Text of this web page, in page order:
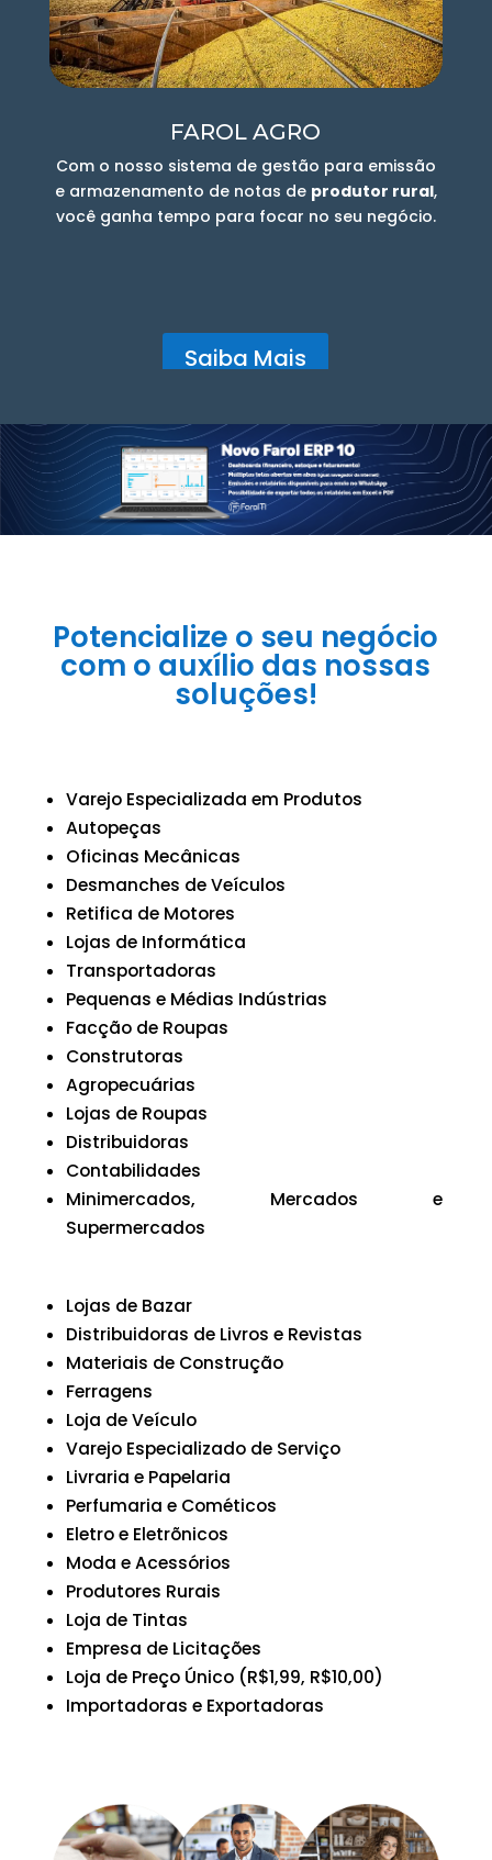
FAROL AGRO
Com o nosso sistema de gestão para emissão
e armazenamento de notas de produtor rural,
você ganha tempo para focar no seu negócio.
Saiba Mais
Potencialize o seu negócio
com o auxílio das nossas
soluções!
Varejo Especializada em Produtos
Autopeças
Oficinas Mecânicas
Desmanches de Veículos
Retifica de Motores
Lojas de Informática
Transportadoras
Pequenas e Médias Indústrias
Facção de Roupas
Construtoras
Agropecuárias
Lojas de Roupas
Distribuidoras
Contabilidades
Minimercados, Mercados e
Supermercados
Lojas de Bazar
Distribuidoras de Livros e Revistas
Materiais de Construção
Ferragens
Loja de Veículo
Varejo Especializado de Serviço
Livraria e Papelaria
Perfumaria e Cométicos
Eletro e Eletrõnicos
Moda e Acessórios
Produtores Rurais
Loja de Tintas
Empresa de Licitações
Loja de Preço Único (R$1,99, R$10,00)
Importadoras e Exportadoras